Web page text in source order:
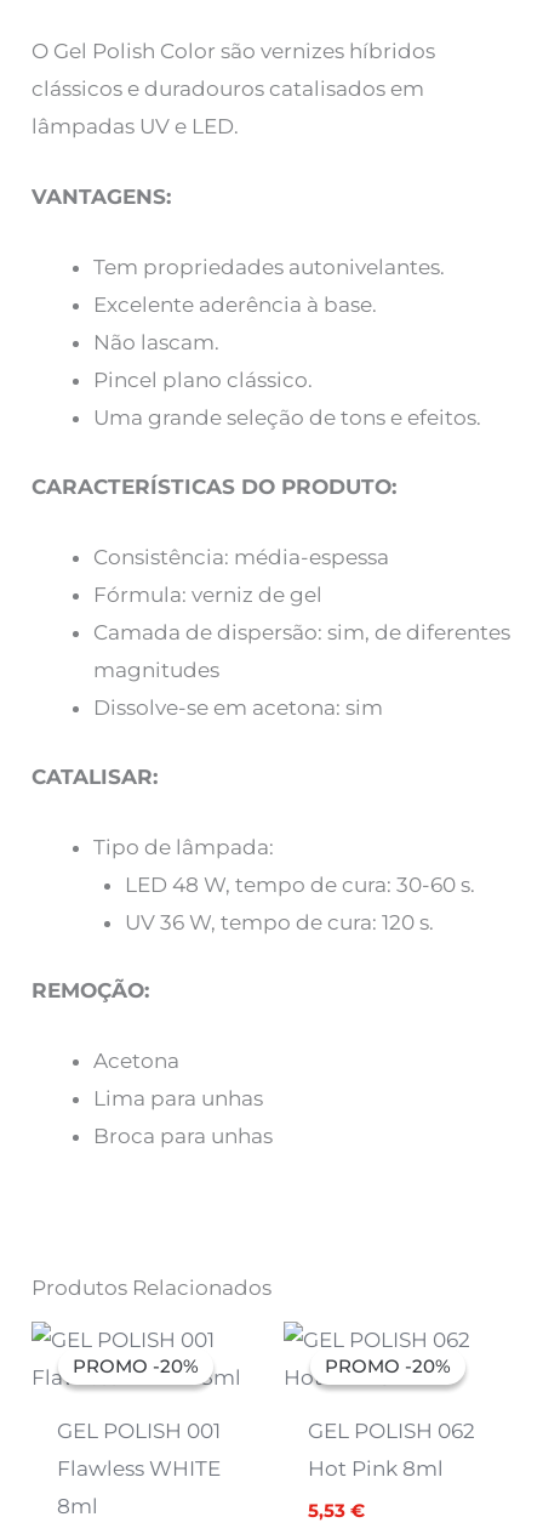
O Gel Polish Color são vernizes híbridos
clássicos e duradouros catalisados em
lâmpadas UV e LED.
VANTAGENS:
Tem propriedades autonivelantes.
Excelente aderência à base.
Não lascam.
Pincel plano clássico.
Uma grande seleção de tons e efeitos.
CARACTERÍSTICAS DO PRODUTO:
Consistência: média-espessa
Fórmula: verniz de gel
Camada de dispersão: sim, de diferentes
magnitudes
Dissolve-se em acetona: sim
CATALISAR:
Tipo de lâmpada:
LED 48 W, tempo de cura: 30-60 s.
UV 36 W, tempo de cura: 120 s.
REMOÇÃO:
Acetona
Lima para unhas
Broca para unhas
Produtos Relacionados
PROMO -20%
PROMO -20%
GEL POLISH 001
Flawless WHITE
8ml
O
preço
original
6,91 €.
O
preço
atual
5,53 €.
PROMO -20%
PROMO -20%
GEL POLISH 062
Hot Pink 8ml
O
preço
original
6,91 €.
5,53€
O
preço
atual
5,53 €.